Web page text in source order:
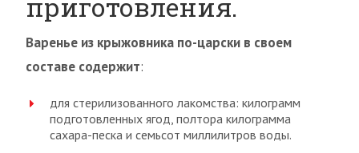
Варенье из крыжовника по-царски в своем
составе содержит:
для стерилизованного лакомства: килограмм
подготовленных ягод, полтора килограмма
сахара-песка и семьсот миллилитров воды.